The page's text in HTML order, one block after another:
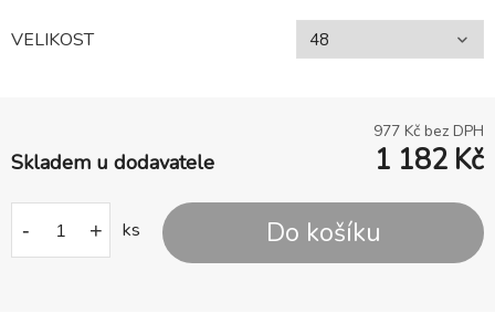
VELIKOST
977 Kč bez DPH
Skladem u dodavatele 1 182 Kč
- + ks Do košíku